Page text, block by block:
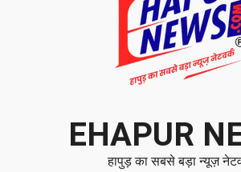
EHAPUR
हापुड़ का सबसे बड़ा न्यूज़